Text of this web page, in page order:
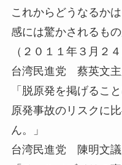
これからどうなるか
感には驚かされるもの
（２０１１年３月２４
台湾民進党 蔡英文主
「脱原発を掲げるこ
原発事故のリスクに
ん。」
台湾民進党 陳明文議